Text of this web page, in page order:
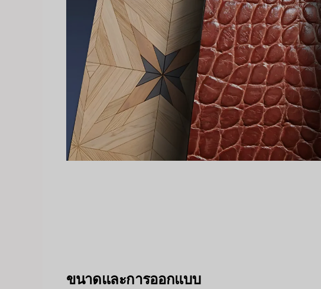
ขนาดและการออกแบบ